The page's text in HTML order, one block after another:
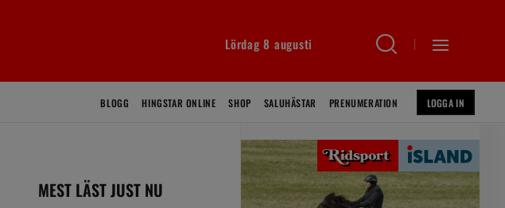
Lördag 8 augusti
BLOGG HINGSTAR ONLINE SHOP SALUHÄSTAR PRENUMERATION LOGGA IN
MEST LÄST JUST NU